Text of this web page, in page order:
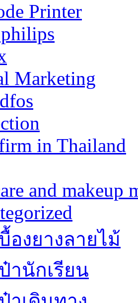
Printer
Marketing
in Thailand
and makeup
องยางลายไม้
านักเรียน